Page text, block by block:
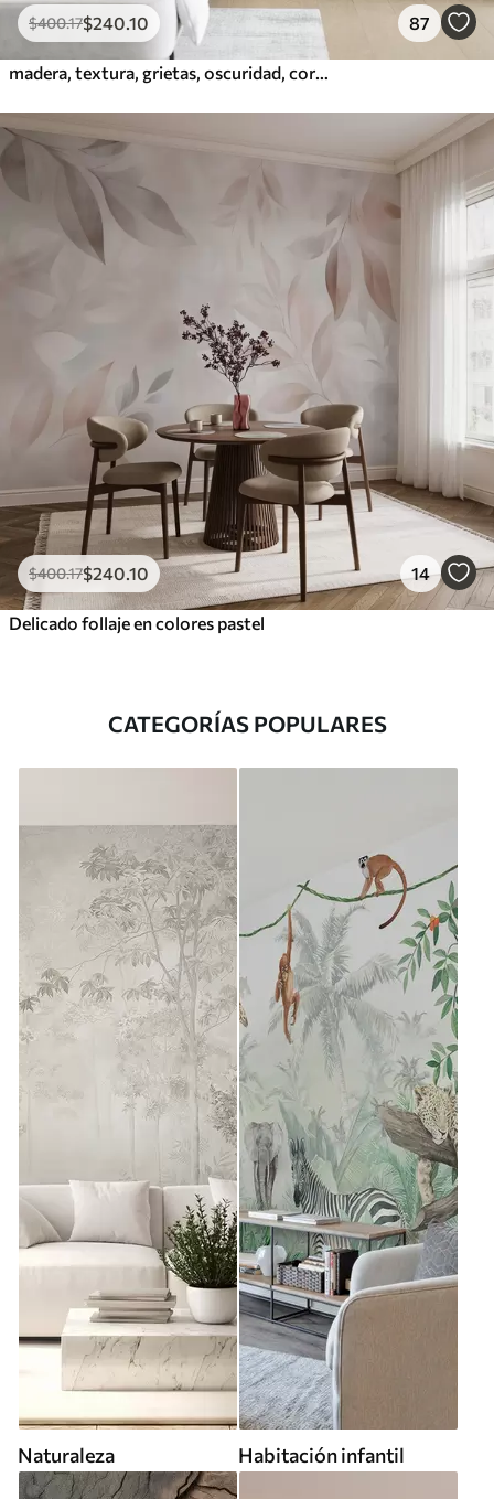
$400.17$240 .10 87
$400.17$240 .10 14
Delicado follaje en colores pastel
CATEGORÍAS POPULARES
Naturaleza Habitación infantil